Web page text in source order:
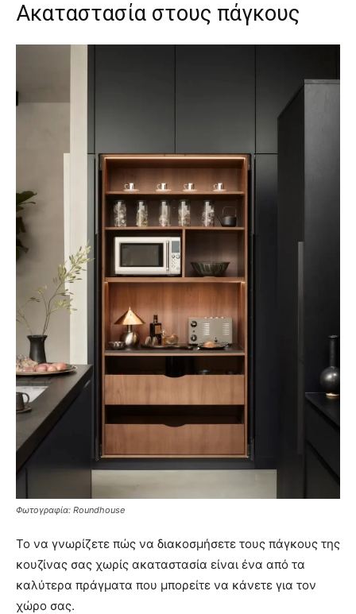
Ακαταστασία στους πάγκους
Φωτογραφία: Roundhouse
Το να γνωρίζετε πώς να διακοσμήσετε τους πάγκους της
κουζίνας σας χωρίς ακαταστασία είναι ένα από τα
καλύτερα πράγματα που μπορείτε να κάνετε για τον
χώρο σας.